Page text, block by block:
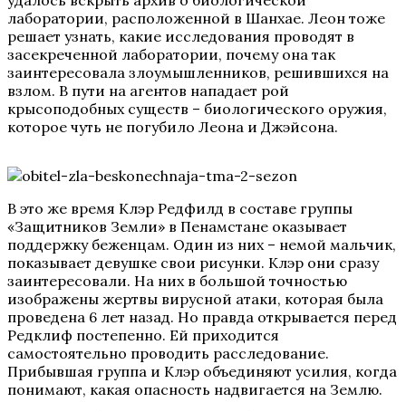
лаборатории, расположенной в Шанхае. Леон тоже
решает узнать, какие исследования проводят в
засекреченной лаборатории, почему она так
заинтересовала злоумышленников, решившихся на
взлом. В пути на агентов нападает рой
крысоподобных существ – биологического оружия,
которое чуть не погубило Леона и Джэйсона.
В это же время Клэр Редфилд в составе группы
«Защитников Земли» в Пенамстане оказывает
поддержку беженцам. Один из них – немой мальчик,
показывает девушке свои рисунки. Клэр они сразу
заинтересовали. На них в большой точностью
изображены жертвы вирусной атаки, которая была
проведена 6 лет назад. Но правда открывается перед
Редклиф постепенно. Ей приходится
самостоятельно проводить расследование.
Прибывшая группа и Клэр объединяют усилия, когда
понимают, какая опасность надвигается на Землю.